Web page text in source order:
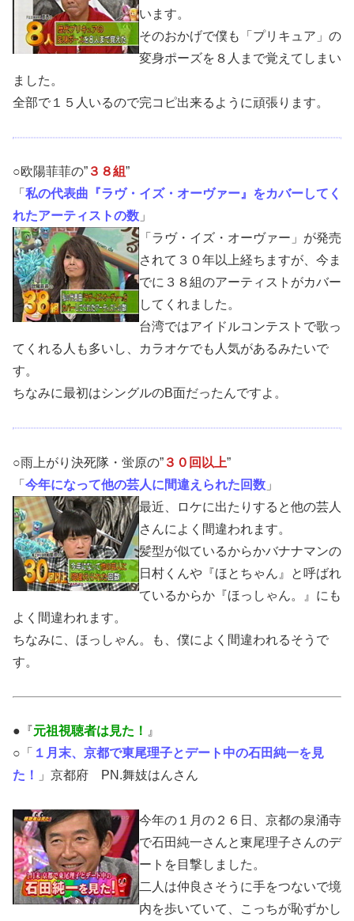
います。
そのおかげで僕も「プリキュア」の
変身ポーズを８人まで覚えてしまい
ました。
全部で１５人いるので完コピ出来るように頑張ります。
○欧陽菲菲の” ３８組”
「 私の代表曲『ラヴ・イズ・オーヴァー』をカバーしてく
れたアーティストの数 」
「ラヴ・イズ・オーヴァー」が発売
されて３０年以上経ちますが、今ま
でに３８組のアーティストがカバー
してくれました。
台湾ではアイドルコンテストで歌っ
てくれる人も多いし、カラオケでも人気があるみたいで
す。
ちなみに最初はシングルのB面だったんですよ。
○雨上がり決死隊・蛍原の” ３０回以上”
「 今年になって他の芸人に間違えられた回数 」
最近、ロケに出たりすると他の芸人
さんによく間違われます。
髪型が似ているからかバナナマンの
日村くんや『ほとちゃん』と呼ばれ
ているからか『ほっしゃん。』にも
よく間違われます。
ちなみに、ほっしゃん。も、僕によく間違われるそうで
す。
●『 元祖視聴者は見た！ 』
○「 １月末、京都で東尾理子とデート中の石田純一を見
た！
」京都府 PN.舞妓はんさん
今年の１月の２６日、京都の泉涌寺
で石田純一さんと東尾理子さんのデ
ートを目撃しました。
二人は仲良さそうに手をつないで境
内を歩いていて、こっちが恥ずかし